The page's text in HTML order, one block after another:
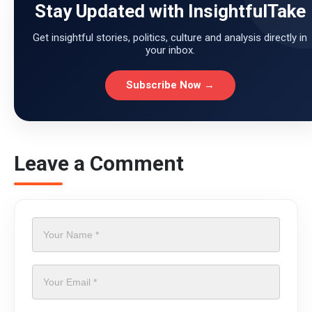
Stay Updated with InsightfulTake
Get insightful stories, politics, culture and analysis directly in
your inbox.
Subscribe Now →
Leave a Comment